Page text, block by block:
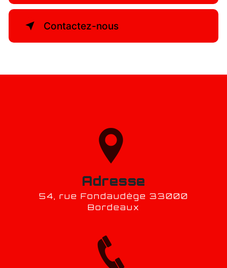
Contactez-nous
Adresse
54, rue Fondaudège 33000
Bordeaux